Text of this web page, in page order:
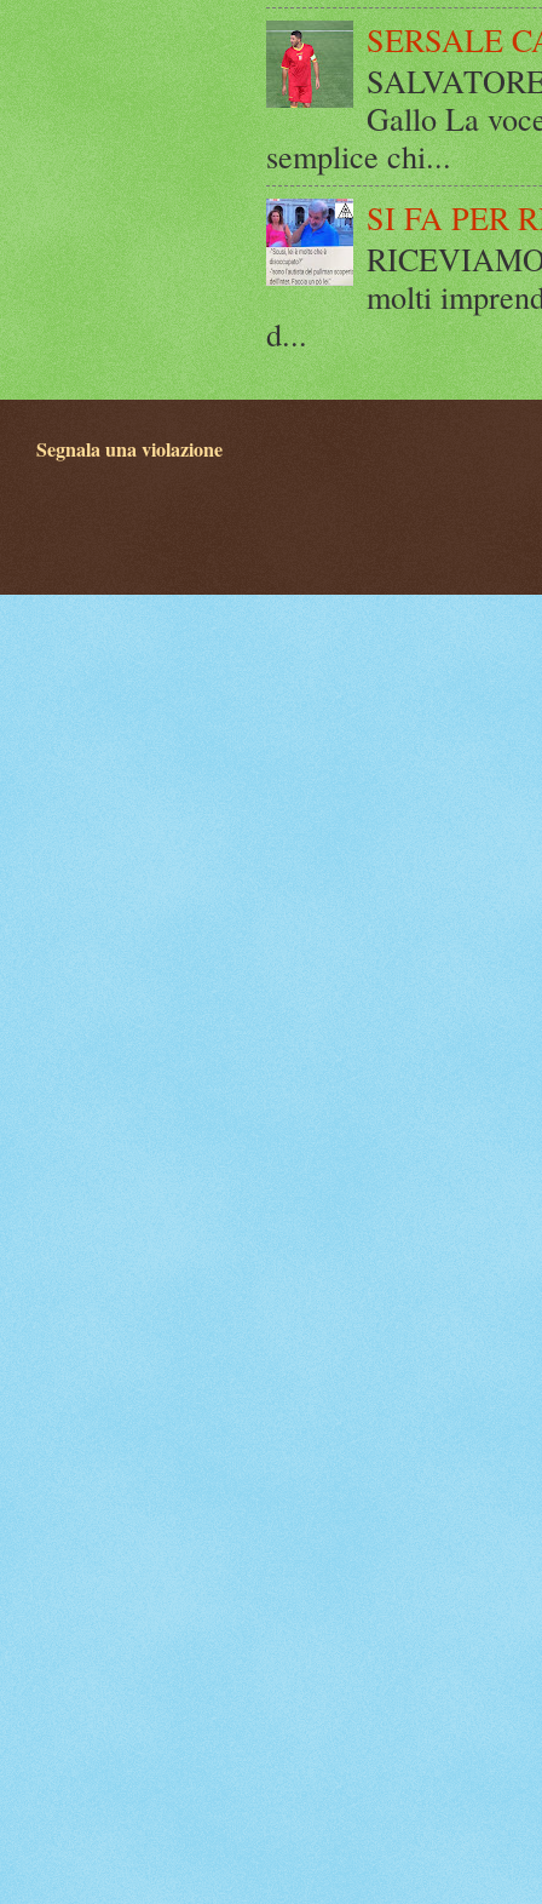
SERSALE
Gallo La
semplice chi...
SI FA PER
molti
d...
Segnala una violazione